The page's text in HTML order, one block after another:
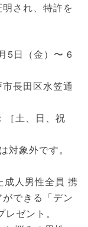
され、特許を
5日（金）〜 6
長田区水笠通
［土、日、祝
対象外です。
成人男性全員 携
できる「デン
ゼント。